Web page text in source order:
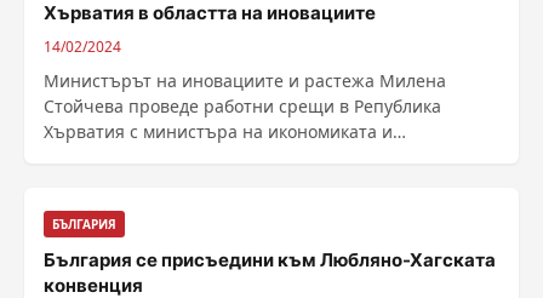
Хърватия в областта на иновациите
14/02/2024
Министърът на иновациите и растежа Милена
Стойчева проведе работни срещи в Република
Хърватия с министъра на икономиката и
БЪЛГАРИЯ
България се присъедини към Любляно-Хагската
конвенция